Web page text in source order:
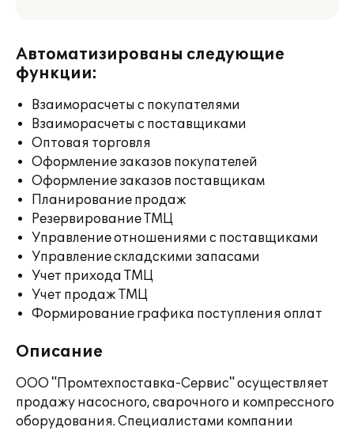
Автоматизированы следующие
функции:
Взаиморасчеты с покупателями
Взаиморасчеты с поставщиками
Оптовая торговля
Оформление заказов покупателей
Оформление заказов поставщикам
Планирование продаж
Резервирование ТМЦ
Управление отношениями с поставщиками
Управление складскими запасами
Учет прихода ТМЦ
Учет продаж ТМЦ
Формирование графика поступления оплат
Описание
ООО "Промтехпоставка-Сервис" осуществляет
продажу насосного, сварочного и компрессного
оборудования. Специалистами компании